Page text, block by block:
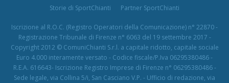
Storie di SportChianti
Partner SportChianti
Iscrizione al R.O.C. (Registro Operatori della Comunicazione) n° 22870 -
Registrazione Tribunale di Firenze n° 6063 del 19 settembre 2017 -
Copyright 2012 © ComuniChianti S.r.l. a capitale ridotto, capitale sociale
Euro 4.000 interamente versato - Codice fiscale/P.Iva 06295380486 -
R.E.A. 616643- Iscrizione Registro Imprese di Firenze n° 06295380486 -
Sede legale, via Collina 5/i, San Casciano V.P. - Ufficio di redazione, via